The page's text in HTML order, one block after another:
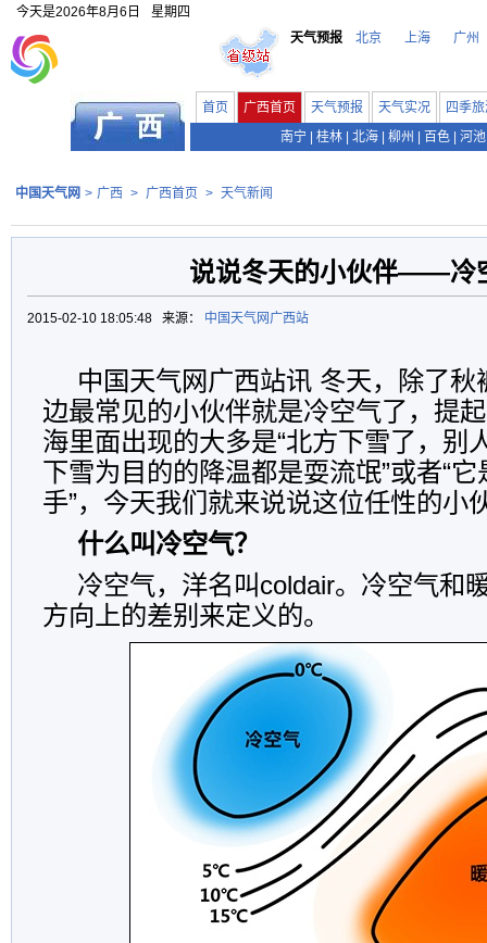
今天是2026年8月6日
星期四
天气预报
北京 上海 广州
首页 广西首页 天气预报 天气实况
四季
南宁
桂林 北海 柳州 百色 河池
中国天气网 > 广西 > 广西首页 > 天气新闻
说说冬天的小伙伴——冷
2015-02-10 18:05:48 来源： 中国天气网广西站
中国天气网广西站讯 冬天，除了秋
边最常见的小伙伴就是冷空气了，提
海里面出现的大多是“北方下雪了，别
下雪为目的的降温都是耍流氓”或者“
手”，今天我们就来说说这位任性的
什么叫冷空气？
冷空气，洋名叫coldair。冷空气和
方向上的差别来定义的。